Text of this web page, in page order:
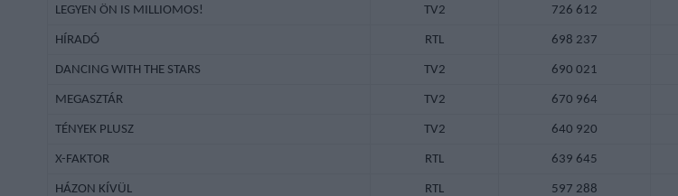
LEGYEN ÖN IS MILLIOMOS! TV2 726 612
HÍRADÓ RTL 698 237
DANCING WITH THE STARS TV2 690 021
MEGASZTÁR TV2 670 964
TÉNYEK PLUSZ TV2 640 920
X-FAKTOR RTL 639 645
HÁZON KÍVÜL RTL 597 288